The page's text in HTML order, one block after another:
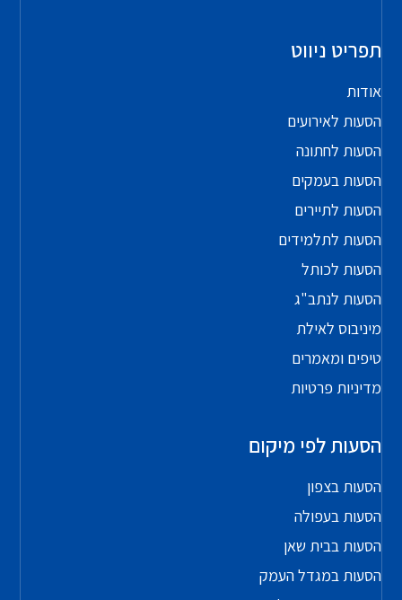
תפריט ניווט
אודות
הסעות לאירועים
הסעות לחתונה
הסעות בעמקים
הסעות לתיירים
הסעות לתלמידים
הסעות לכותל
הסעות לנתב"ג
מיניבוס לאילת
טיפים ומאמרים
מדיניות פרטיות
הסעות לפי מיקום
הסעות בצפון
הסעות בעפולה
הסעות בבית שאן
הסעות במגדל העמק